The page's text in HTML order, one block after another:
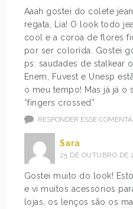
Aaah gostei do colete
regata, Lia! O look todo
cool e a coroa de flores
por ser colorida. Gostei
ps: saudades de stalkear
Enem, Fuvest e Unesp
o meu tempo! Mas já já o
*fingers crossed*
RESPONDER ESSE
Sara
25 DE OUTUBRO DE
Gostei muito do look!
e vi muitos acessórios
lojas, os lenços são os